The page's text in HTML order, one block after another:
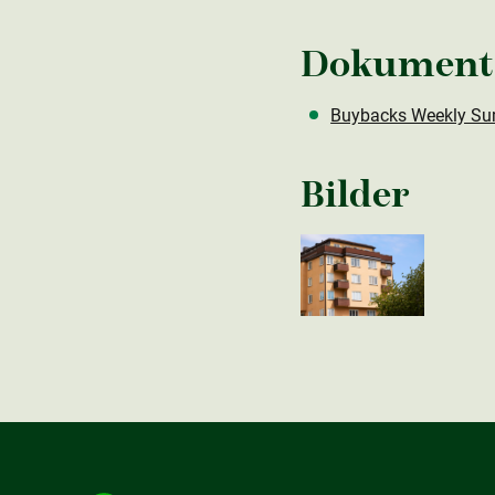
Dokument
Buybacks Weekly
Bilder